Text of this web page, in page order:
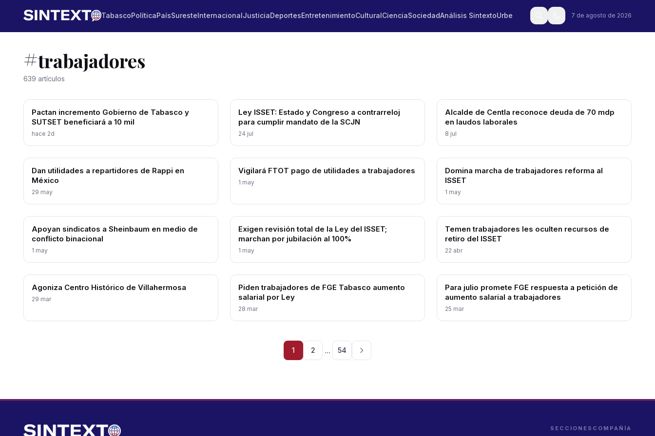
TabascoPolíticaPaísSuresteInternacionalJusticiaDeportesEntretenimientoCulturalCienciaSociedadAnálisis SintextoUrbe 7 de agosto de 2026
#trabajadores
639 artículos
Pactan incremento Gobierno de Tabasco y
SUTSET beneficiará a 10 mil
hace 2d
Ley ISSET: Estado y Congreso a contrarreloj
para cumplir mandato de la SCJN
24 jul
Alcalde de Centla reconoce deuda de 70 mdp
en laudos laborales
8 jul
Dan utilidades a repartidores de Rappi en
México
29 may
Vigilará FTOT pago de utilidades a trabajadores
1 may
Domina marcha de trabajadores reforma al
ISSET
1 may
Apoyan sindicatos a Sheinbaum en medio de
conflicto binacional
1 may
Exigen revisión total de la Ley del ISSET;
marchan por jubilación al 100%
1 may
Temen trabajadores les oculten recursos de
retiro del ISSET
22 abr
Agoniza Centro Histórico de Villahermosa
29 mar
Piden trabajadores de FGE Tabasco aumento
salarial por Ley
28 mar
Para julio promete FGE respuesta a petición de
aumento salarial a trabajadores
25 mar
1 2 ... 54
SECCIONES COMPAÑÍA